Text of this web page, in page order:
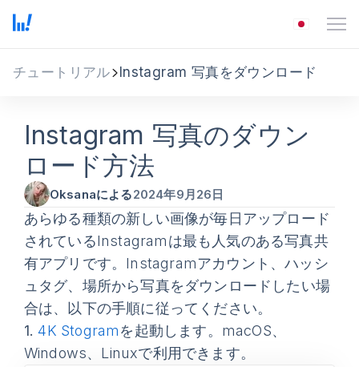
チュートリアル Instagram 写真をダウンロード
Instagram 写真のダウン
ロード方法
Oksanaによる2024年9月26日
あらゆる種類の新しい画像が毎日アップロード
されているInstagramは最も人気のある写真共
有アプリです。Instagramアカウント、ハッシ
ュタグ、場所から写真をダウンロードしたい場
合は、以下の手順に従ってください。
1. 4K Stogramを起動します。macOS、
Windows、Linuxで利用できます。